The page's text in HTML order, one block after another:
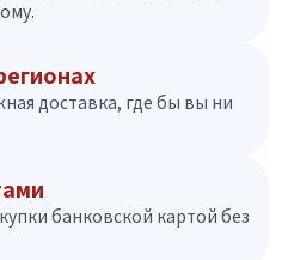
доставка, где бы вы ни
банковской картой без